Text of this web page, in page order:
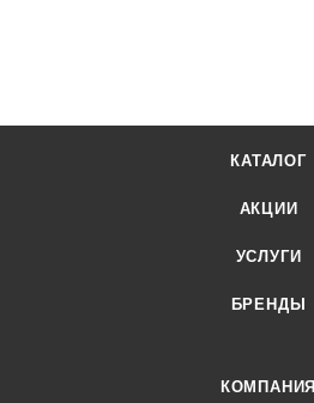
КАТАЛОГ
АКЦИИ
УСЛУГИ
БРЕНДЫ
КОМПАНИЯ